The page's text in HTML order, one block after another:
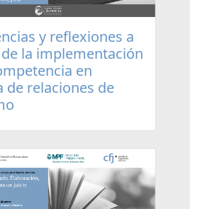
y reflexiones a
la implementación
en
de relaciones de